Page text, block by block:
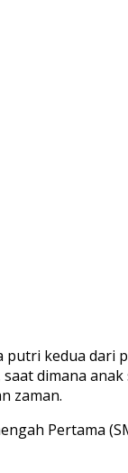
putri kedua dari
dimana
zaman.
Pertama